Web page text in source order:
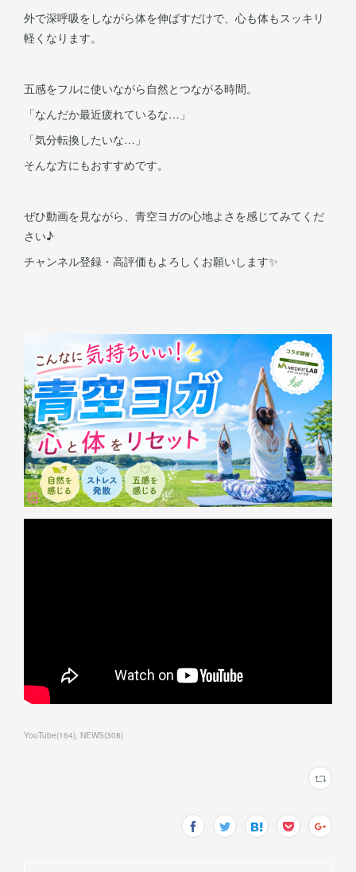
外で深呼吸をしながら体を伸ばすだけで、心も体もスッキリ
軽くなります。
五感をフルに使いながら自然とつながる時間。
「なんだか最近疲れているな…」
「気分転換したいな…」
そんな方にもおすすめです。
ぜひ動画を見ながら、青空ヨガの心地よさを感じてみてくだ
さい♪
チャンネル登録・高評価もよろしくお願いします✨
YouTube(164) NEWS(308)